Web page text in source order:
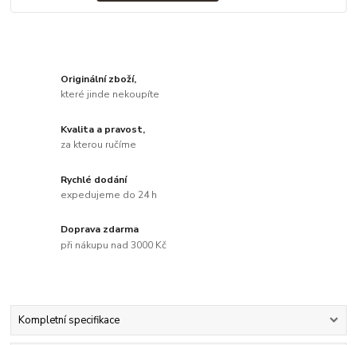
Originální zboží,
které jinde nekoupíte
Kvalita a pravost,
za kterou ručíme
Rychlé dodání
expedujeme do 24 h
Doprava zdarma
při nákupu nad 3000 Kč
Kompletní specifikace